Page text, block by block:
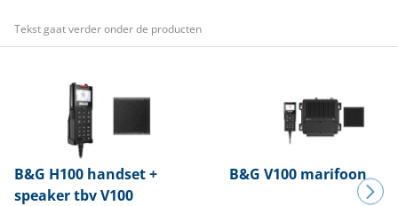
Tekst gaat verder onder de producten
B&G H100 handset +
speaker tbv V100
B&G V100 marifoon